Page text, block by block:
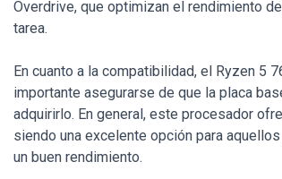
Overdrive, que optimizan el rendimiento
tarea.
En cuanto a la compatibilidad, el Ryzen 5
importante asegurarse de que la placa
adquirirlo. En general, este procesador
siendo una excelente opción para
un buen rendimiento.